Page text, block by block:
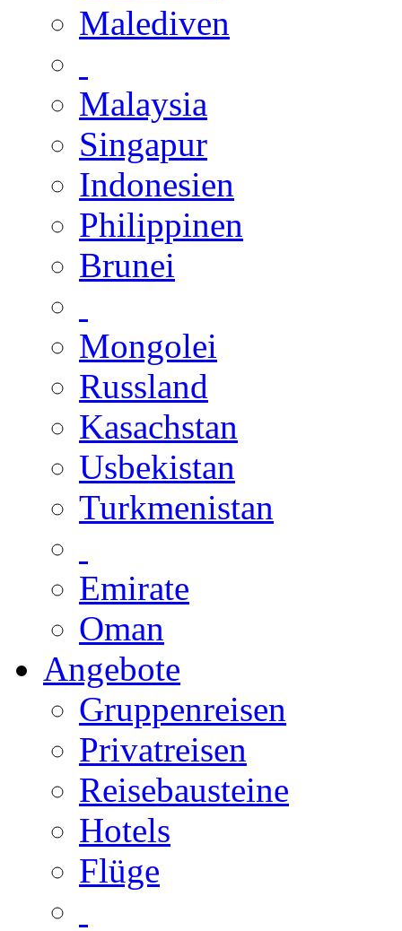
Malediven
Malaysia
Singapur
Indonesien
Philippinen
Brunei
Mongolei
Russland
Kasachstan
Usbekistan
Turkmenistan
Emirate
Oman
Angebote
Gruppenreisen
Privatreisen
Reisebausteine
Hotels
Flüge